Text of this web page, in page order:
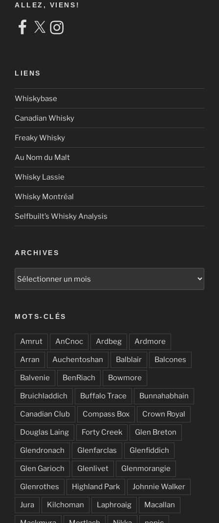
ALLEZ, VIENS!
Facebook
X Instagram
LIENS
Whiskybase
Canadian Whisky
Freaky Whisky
Au Nom du Malt
Whisky Lassie
Whisky Montréal
Selfbuilt’s Whisky Analysis
ARCHIVES
MOTS-CLÉS
Amrut AnCnoc Ardbeg Ardmore
Arran Auchentoshan Balblair Balcones
Balvenie BenRiach Bowmore
Bruichladdich Buffalo Trace Bunnahabhain
Canadian Club Compass Box Crown Royal
Douglas Laing Forty Creek Glen Breton
Glendronach Glenfarclas Glenfiddich
Glen Garioch Glenlivet Glenmorangie
Glenrothes Highland Park Johnnie Walker
Jura Kilchoman Laphroaig Macallan